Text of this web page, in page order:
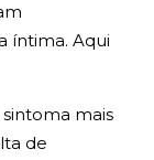
íntima. Aqui
mais
de